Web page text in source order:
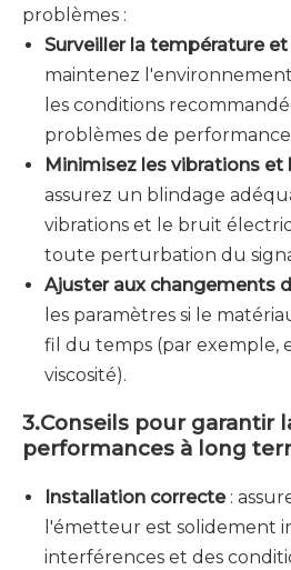
problèmes :
Surveiller la température
maintenez
les conditions
problèmes de
Minimisez les vibrations et
assurez un blindage
vibrations et le bruit
toute perturbation du
Ajuster aux changements
les paramètres si le
fil du temps (par exemple,
viscosité).
3.Conseils pour garantir
performances à long
Installation correcte:
l'émetteur est solidement
interférences et des